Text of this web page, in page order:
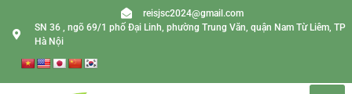
reisjsc2024@gmail.com
SN 36 , ngõ 69/1 phố Đại Linh, phường Trung Văn, quận Nam Từ Liêm, TP
Hà Nội